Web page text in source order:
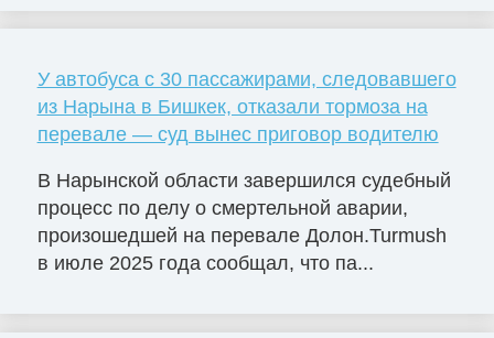
У автобуса с 30 пассажирами, следовавшего
из Нарына в Бишкек, отказали тормоза на
перевале — суд вынес приговор водителю
В Нарынской области завершился судебный
процесс по делу о смертельной аварии,
произошедшей на перевале Долон.Turmush
в июле 2025 года сообщал, что па...